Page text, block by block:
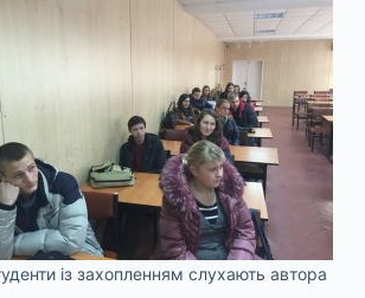
із захопленням слухають автора